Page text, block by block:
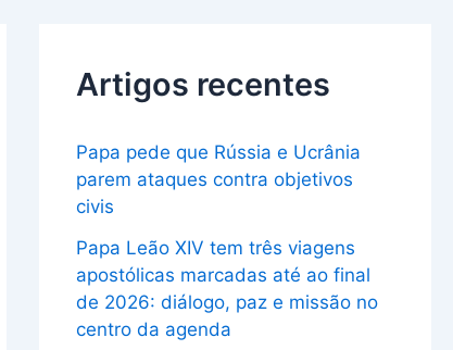
Artigos recentes
Papa pede que Rússia e Ucrânia
parem ataques contra objetivos
civis
Papa Leão XIV tem três viagens
apostólicas marcadas até ao final
de 2026: diálogo, paz e missão no
centro da agenda